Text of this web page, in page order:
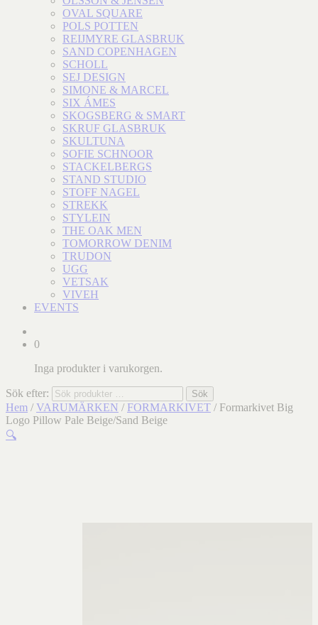
OVAL SQUARE
POLS POTTEN
REIJMYRE GLASBRUK
SAND COPENHAGEN
SCHOLL
SEJ DESIGN
SIMONE & MARCEL
SIX ÁMES
SKOGSBERG & SMART
SKRUF GLASBRUK
SKULTUNA
SOFIE SCHNOOR
STACKELBERGS
STAND STUDIO
STOFF NAGEL
STREKK
STYLEIN
THE OAK MEN
TOMORROW DENIM
TRUDON
UGG
VETSAK
VIVEH
EVENTS
0
Inga produkter i varukorgen.
Sök efter: Sök
Hem / VARUMÄRKEN / FORMARKIVET / Formarkivet Big
Logo Pillow Pale Beige/Sand Beige
🔍